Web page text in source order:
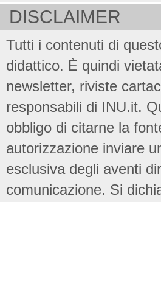
DISCLAIMER
Tutti i contenuti di
didattico. È quindi
newsletter, riviste
responsabili di INU.it.
obbligo di citarne la
autorizzazione inviare
esclusiva degli aventi
comunicazione. Si